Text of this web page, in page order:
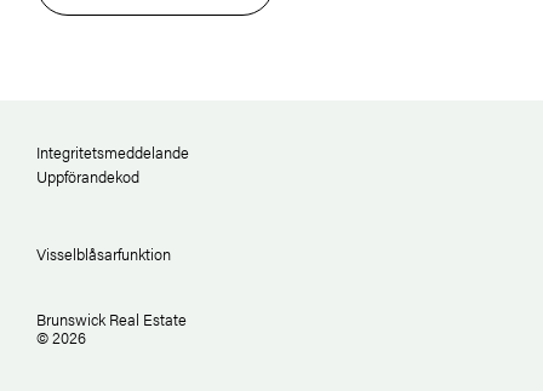
Integritetsmeddelande
Uppförandekod
Visselblåsarfunktion
Brunswick Real Estate
© 2026